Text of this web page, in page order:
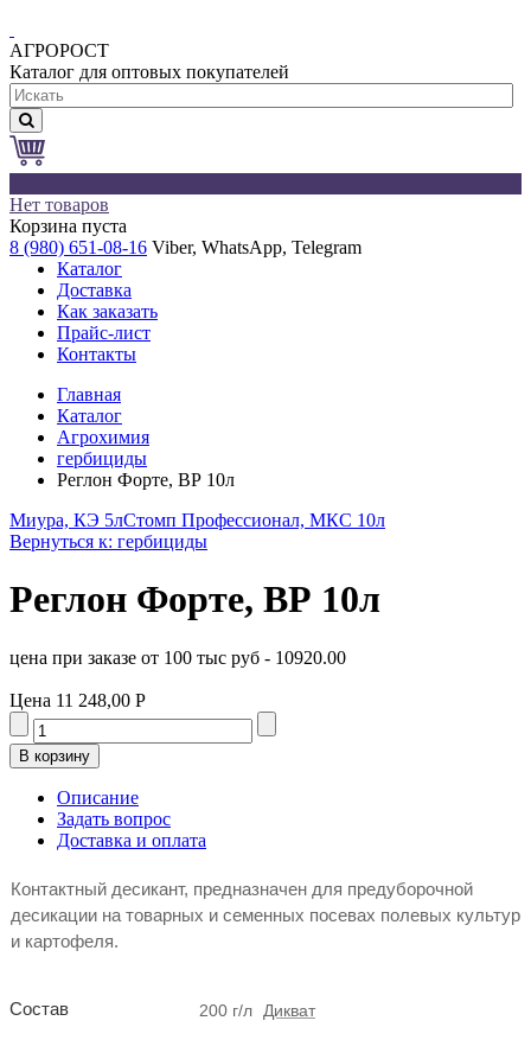
АГРОРОСТ
Каталог для оптовых покупателей
Нет товаров
Корзина пуста
8 (980) 651-08-16 Viber, WhatsApp, Telegram
Каталог
Доставка
Как заказать
Прайс-лист
Контакты
Главная
Каталог
Агрохимия
гербициды
Реглон Форте, ВР 10л
Миура, КЭ 5лСтомп Профессионал, МКС 10л
Вернуться к: гербициды
Реглон Форте, ВР 10л
цена при заказе от 100 тыс руб - 10920.00
Цена 11 248,00 Р
Описание
Задать вопрос
Доставка и оплата
Контактный десикант, предназначен для предуборочной
десикации на товарных и семенных посевах полевых культур
и картофеля.
Состав 200 г/л Дикват